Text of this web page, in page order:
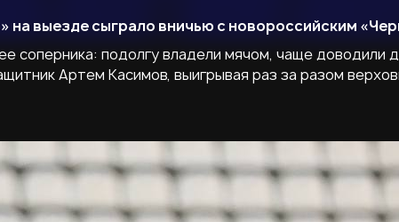
на выезде сыграло вничью с новороссийским
соперника: подолгу владели мячом, чаще
Артем Касимов, выигрывая раз за разом